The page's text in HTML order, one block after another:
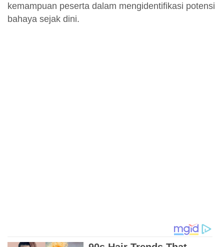
kemampuan peserta dalam mengidentifikasi potensi
bahaya sejak dini.